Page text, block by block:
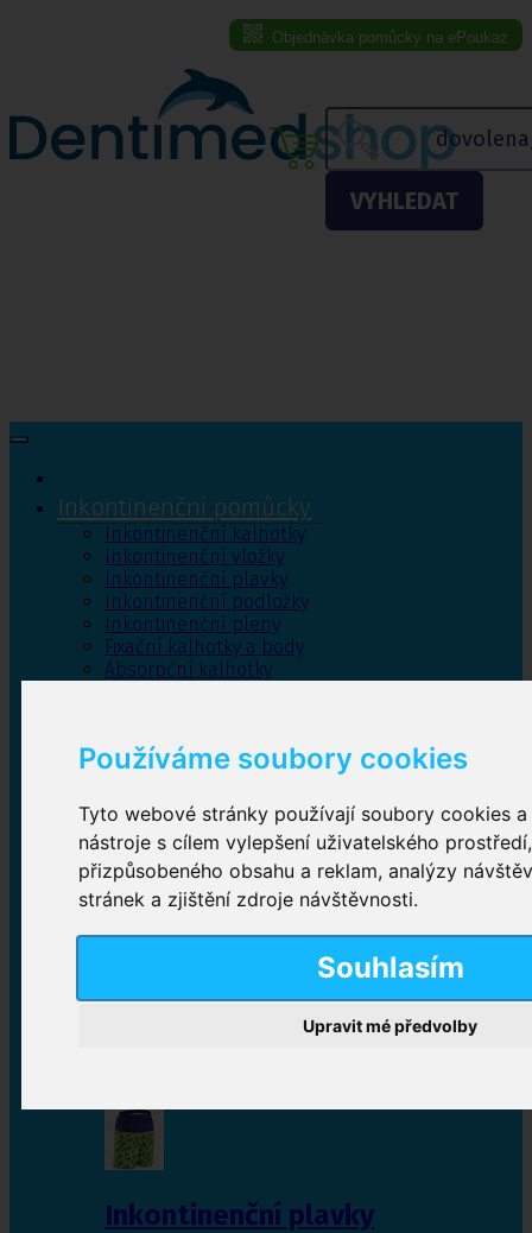
Používáme soubory cookies
Tyto webové stránky používají soubory cookies
nástroje s cílem vylepšení uživatelského
přizpůsobeného obsahu a reklam, analýzy
stránek a zjištění zdroje návštěvnosti.
Souhlasím
Upravit mé předvolby
Objednávka pomůcky na ePoukaz
VYHLEDAT
Inkontinenční pomůcky
Inkontinenční kalhotky
Inkontinenční vložky
Inkontinenční plavky
Inkontinenční podložky
Inkontinenční pleny
Fixační kalhotky a body
Absorpční kalhotky
Inkontinenční kalhotky
Plenkové kalhotky navlékací,Plenkové kalhotky
zalepovací,Inkontinenční kalhotky dámské
Inkontinenční vložky
Inkontinenční plavky